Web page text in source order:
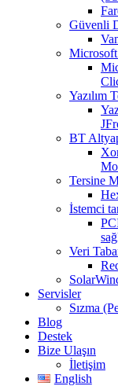
Güvenli
Yazılım
BT
Tersine
İstemci
Veri
Servisler
Sızma
Blog
Destek
Bize Ulaşın
İletişim
English